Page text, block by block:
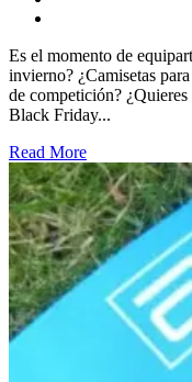
Es el momento de
invierno? ¿Camisetas
de competición?
Black Friday...
Read More